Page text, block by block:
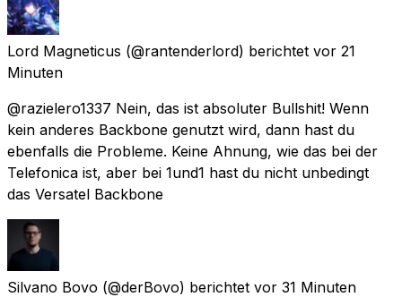
Lord Magneticus (@rantenderlord) berichtet vor 21
Minuten
@razielero1337 Nein, das ist absoluter Bullshit! Wenn
kein anderes Backbone genutzt wird, dann hast du
ebenfalls die Probleme. Keine Ahnung, wie das bei der
Telefonica ist, aber bei 1und1 hast du nicht unbedingt
das Versatel Backbone
Silvano Bovo (@derBovo) berichtet vor 31 Minuten